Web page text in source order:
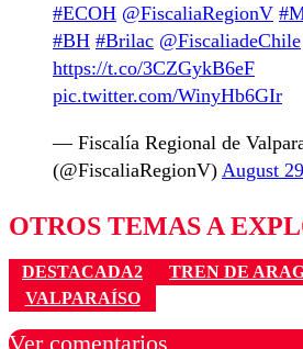
#ECOH @FiscaliaRegionV
#BH #Brilac @FiscaliadeChile
https://t.co/3CZGykB6eF
pic.twitter.com/WinyHb6GIr
— Fiscalía Regional de
(@FiscaliaRegionV) August
OTROS TEMAS A
DESTACADA2
TREN DE
VALPARAÍSO
Ver comentarios